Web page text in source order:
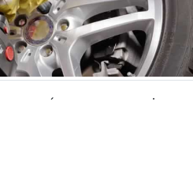
crevé en urgence sur la